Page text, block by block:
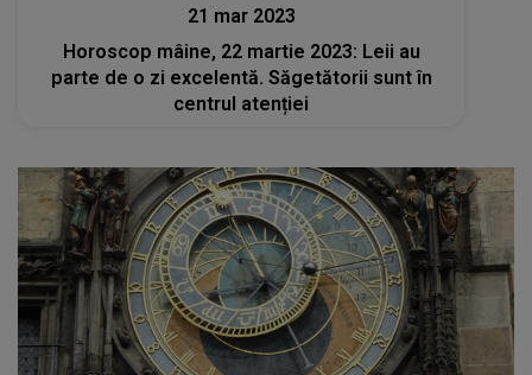
21 mar 2023
Horoscop mâine, 22 martie 2023: Leii au
parte de o zi excelentă. Săgetătorii sunt în
centrul atenției